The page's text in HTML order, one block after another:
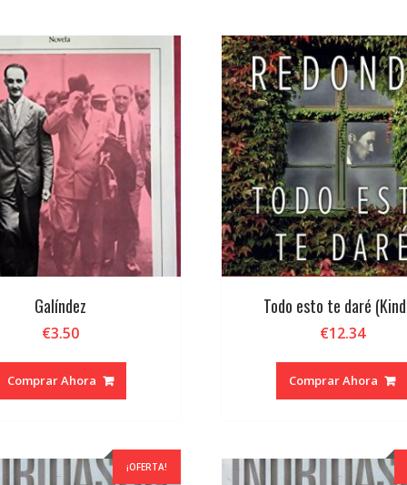
Galíndez
€3.50
Comprar Ahora
Todo esto te daré
€12.34
Comprar Ahora
¡OFERTA!